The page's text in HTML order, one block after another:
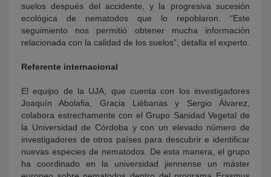
suelos después del accidente, y la progresiva sucesión
ecológica de nematodos que lo repoblaron. “Este
seguimiento nos permitió obtener mucha información
relacionada con la calidad de los suelos”, detalla el experto.
Referente internacional
El equipo de la UJA, que cuenta con los investigadores
Joaquín Abolafia, Gracia Liébanas y Sergio Álvarez,
colabora estrechamente con el Grupo Sanidad Vegetal de
la Universidad de Córdoba y con un elevado número de
investigadores de otros países para descubrir e identificar
nuevas especies de nematodos. De esta manera, el grupo
ha coordinado en la universidad jiennense un máster